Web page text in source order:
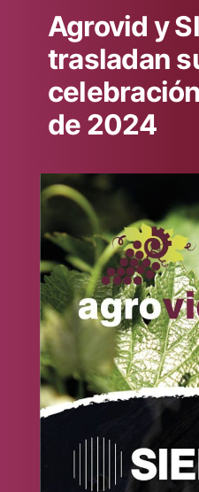
Agrovid y
trasladan
de 2024